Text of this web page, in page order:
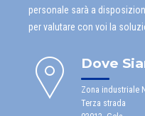
personale sarà a
per valutare con voi la
Dove
Zona industriale
Terza strada